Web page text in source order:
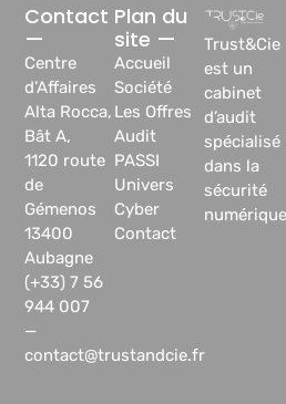
Trust&Cie
est un
cabinet
d’audit
spécialisé
dans la
sécurité
Plan du
site —
Accueil
Société
Les Offres
Audit
PASSI
Univers
Cyber
Contact
Contact
—
Centre
d’Affaires
Alta Rocca,
Bât A,
1120 route
de
Gémenos
13400
Aubagne
(+33) 7 56
944 007
—
contact@trustandcie.fr